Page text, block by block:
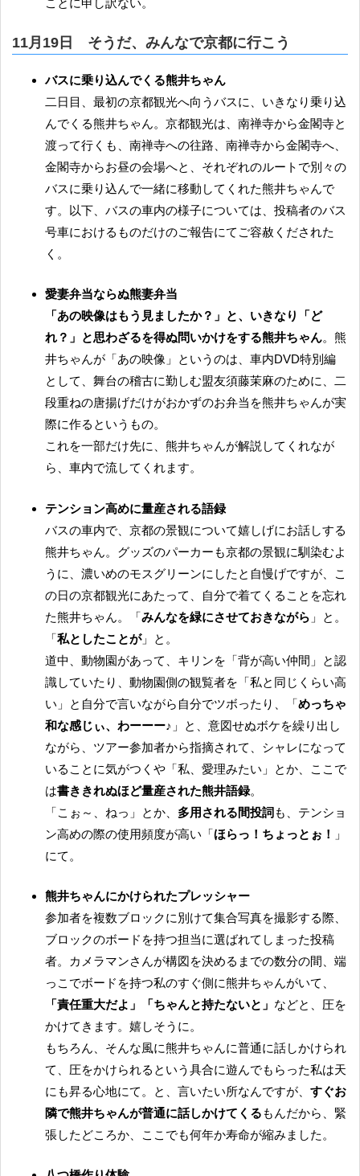
ことに申し訳ない。
11月19日 そうだ、みんなで京都に行こう
バスに乗り込んでくる熊井ちゃん
二日目、最初の京都観光へ向うバスに、いきなり乗り込
んでくる熊井ちゃん。京都観光は、南禅寺から金閣寺と
渡って行くも、南禅寺への往路、南禅寺から金閣寺へ、
金閣寺からお昼の会場へと、それぞれのルートで別々の
バスに乗り込んで一緒に移動してくれた熊井ちゃんで
す。以下、バスの車内の様子については、投稿者のバス
号車におけるものだけのご報告にてご容赦くだされた
く。
愛妻弁当ならぬ熊妻弁当
「あの映像はもう見ましたか？」と、いきなり「ど
れ？」と思わざるを得ぬ問いかけをする熊井ちゃん。熊
井ちゃんが「あの映像」というのは、車内DVD特別編
として、舞台の稽古に勤しむ盟友須藤茉麻のために、二
段重ねの唐揚げだけがおかずのお弁当を熊井ちゃんが実
際に作るというもの。
これを一部だけ先に、熊井ちゃんが解説してくれなが
ら、車内で流してくれます。
テンション高めに量産される語録
バスの車内で、京都の景観について嬉しげにお話しする
熊井ちゃん。グッズのパーカーも京都の景観に馴染むよ
うに、濃いめのモスグリーンにしたと自慢げですが、こ
の日の京都観光にあたって、自分で着てくることを忘れ
た熊井ちゃん。「みんなを緑にさせておきながら 」と。
「私としたことが」と。
道中、動物園があって、キリンを「背が高い仲間」と認
識していたり、動物園側の観覧者を「私と同じくらい高
い」と自分で言いながら自分でツボったり、「めっちゃ
和な感じぃ、わーーー♪ 」と、意図せぬボケを繰り出し
ながら、ツアー参加者から指摘されて、シャレになって
いることに気がつくや「私、愛理みたい」とか、ここで
は書ききれぬほど量産された熊井語録。
「こぉ～、ねっ」とか、 多用される間投詞 も、テンショ
ン高めの際の使用頻度が高い「ほらっ！ちょっとぉ！
」
にて。
熊井ちゃんにかけられたプレッシャー
参加者を複数ブロックに別けて集合写真を撮影する際、
ブロックのボードを持つ担当に選ばれてしまった投稿
者。カメラマンさんが構図を決めるまでの数分の間、端
っこでボードを持つ私のすぐ側に熊井ちゃんがいて、
「責任重大だよ」「ちゃんと持たないと」 などと、圧を
かけてきます。嬉しそうに。
もちろん、そんな風に熊井ちゃんに普通に話しかけられ
て、圧をかけられるという具合に遊んでもらった私は天
にも昇る心地にて。と、言いたい所なんですが、すぐお
隣で熊井ちゃんが普通に話しかけてくるもんだから、緊
張したどころか、ここでも何年か寿命が縮みました。